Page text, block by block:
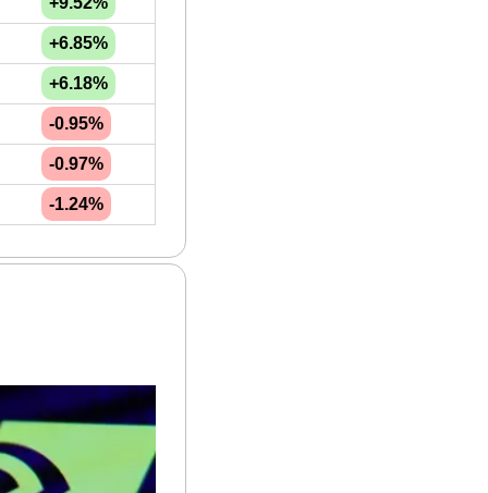
+6.85%
+6.18%
-0.95%
-0.97%
-1.24%